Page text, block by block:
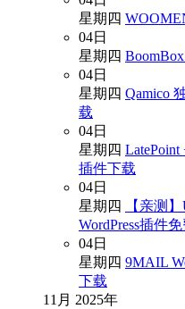
星期四
04日
星期四
04日
星期四 Qamico
载
04日
星期四
插件下载
04日
星期四
【亲测
WordPress插件
04日
星期四 9MAIL
下载
11月 2025年